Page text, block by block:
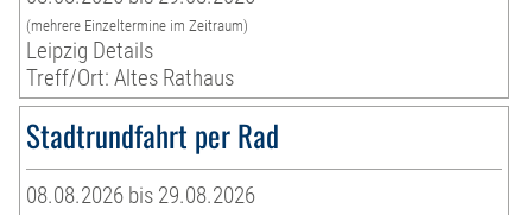
(mehrere Einzeltermine im Zeitraum)
Leipzig Details
Treff/Ort: Altes Rathaus
Stadtrundfahrt per Rad
08.08.2026 bis 29.08.2026